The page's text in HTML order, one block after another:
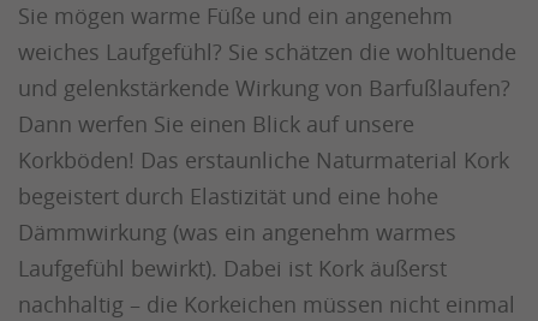
Sie mögen warme Füße und ein angenehm
weiches Laufgefühl? Sie schätzen die wohltuende
und gelenkstärkende Wirkung von Barfußlaufen?
Dann werfen Sie einen Blick auf unsere
Korkböden! Das erstaunliche Naturmaterial Kork
begeistert durch Elastizität und eine hohe
Dämmwirkung (was ein angenehm warmes
Laufgefühl bewirkt). Dabei ist Kork äußerst
nachhaltig – die Korkeichen müssen nicht einmal